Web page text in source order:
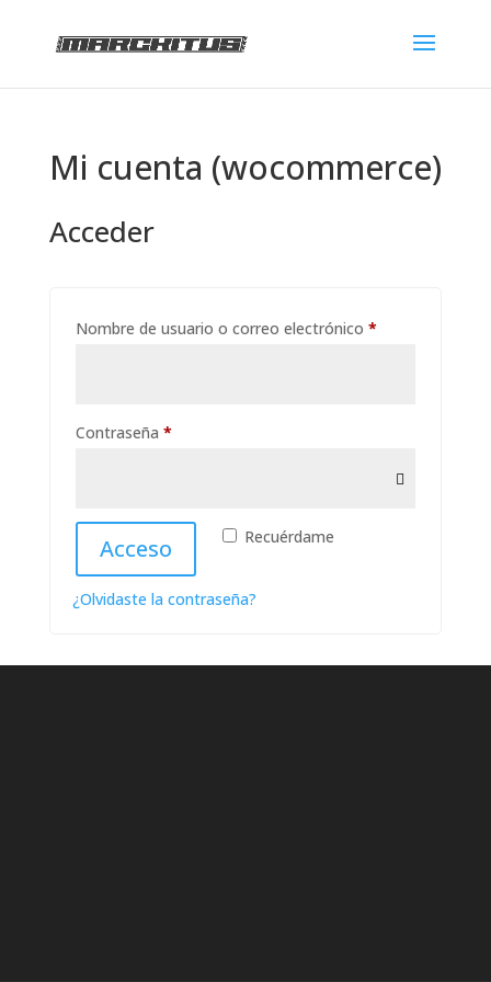
Mi cuenta (wocommerce)
Acceder
Nombre de usuario o correo electrónico *Obligatorio
Contraseña *Obligatorio
Recuérdame
Acceso
¿Olvidaste la contraseña?